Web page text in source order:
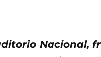
Nacional,